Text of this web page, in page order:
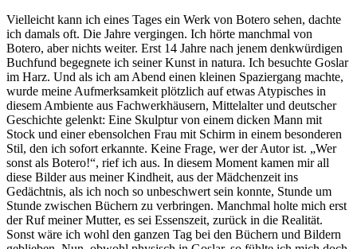
Vielleicht kann ich eines Tages ein Werk von Botero sehen, dachte
ich damals oft. Die Jahre vergingen. Ich hörte manchmal von
Botero, aber nichts weiter. Erst 14 Jahre nach jenem denkwürdigen
Buchfund begegnete ich seiner Kunst in natura. Ich besuchte Goslar
im Harz. Und als ich am Abend einen kleinen Spaziergang machte,
wurde meine Aufmerksamkeit plötzlich auf etwas Atypisches in
diesem Ambiente aus Fachwerkhäusern, Mittelalter und deutscher
Geschichte gelenkt: Eine Skulptur von einem dicken Mann mit
Stock und einer ebensolchen Frau mit Schirm in einem besonderen
Stil, den ich sofort erkannte. Keine Frage, wer der Autor ist. „Wer
sonst als Botero!“, rief ich aus. In diesem Moment kamen mir all
diese Bilder aus meiner Kindheit, aus der Mädchenzeit ins
Gedächtnis, als ich noch so unbeschwert sein konnte, Stunde um
Stunde zwischen Büchern zu verbringen. Manchmal holte mich erst
der Ruf meiner Mutter, es sei Essenszeit, zurück in die Realität.
Sonst wäre ich wohl den ganzen Tag bei den Büchern und Bildern